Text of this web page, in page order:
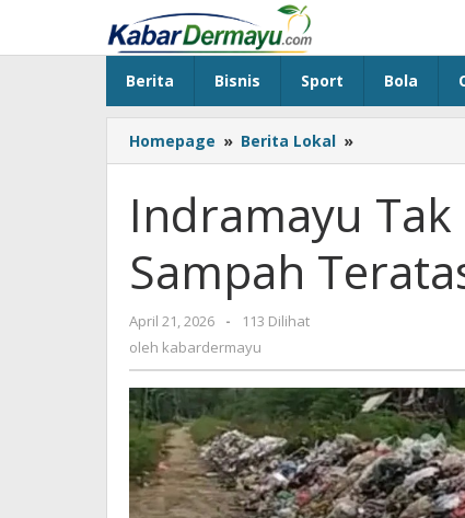
konten
Berita Bisnis Sport Bola
Homepage » Berita Lokal »
Tak
Daftar
Darurat
Sampah
Teratas
Indramayu
Sampah
April 21, 2026
oleh
kabardermayu
-
113 Dilihat
oleh kabardermayu